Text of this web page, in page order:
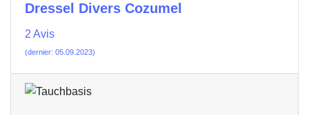
Dressel Divers Cozumel
2 Avis
(dernier: 05.09.2023)